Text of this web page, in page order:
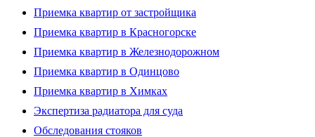
Приемка квартир от застройщика
Приемка квартир в Красногорске
Приемка квартир в Железнодорожном
Приемка квартир в Одинцово
Приемка квартир в Химках
Экспертиза радиатора для суда
Обследования стояков